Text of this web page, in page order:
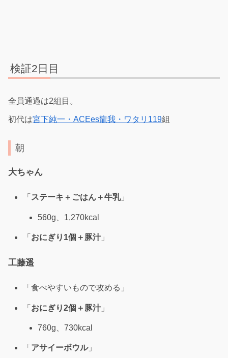
検証2日目
全員通過は2組目。
初代は宮下純一・ACEes龍我・ワタリ119組
朝
大ちゃん
「 ステーキ＋ごはん＋牛乳」
560g、1,270kcal
「 おにぎり1個＋豚汁」
工藤遥
「食べやすいもので攻める」
「 おにぎり2個＋豚汁」
760g、730kcal
「 アサイーボウル」